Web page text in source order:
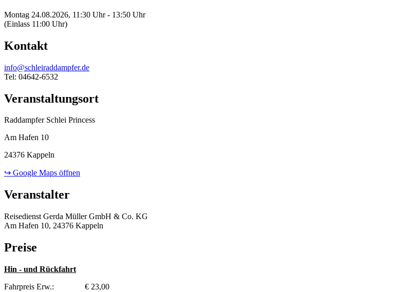
Montag 24.08.2026, 11:30 Uhr - 13:50 Uhr
(Einlass 11:00 Uhr)
Kontakt
info@schleiraddampfer.de
Tel: 04642-6532
Veranstaltungsort
Raddampfer Schlei Princess
Am Hafen 10
24376 Kappeln
↪ Google Maps öffnen
Veranstalter
Reisedienst Gerda Müller GmbH & Co. KG
Am Hafen 10, 24376 Kappeln
Preise
Hin - und Rückfahrt
Fahrpreis Erw.: € 23,00